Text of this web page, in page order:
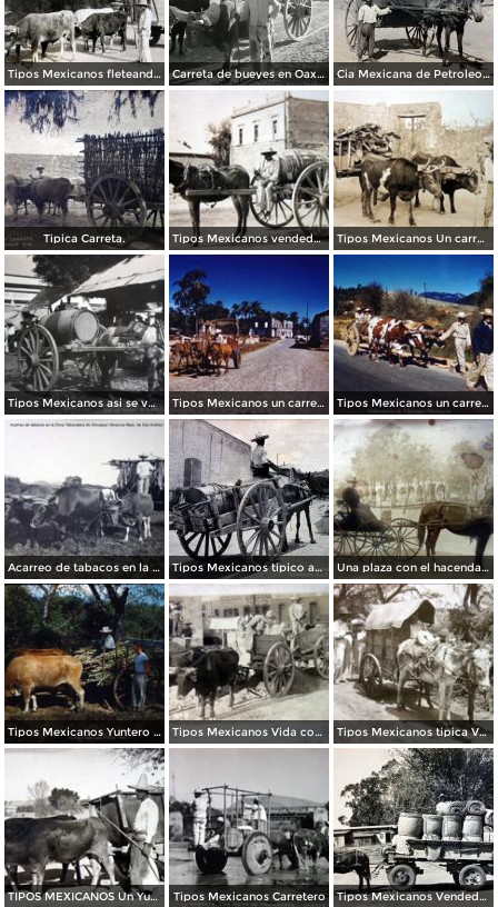
Tipos Mexicanos fleteando mercancia. Carreta de bueyes en Oaxaca Cia Mexicana de Petroleos.
Tipica Carreta. Tipos Mexicanos vendedor de agua por el fotografo Hopkins. ( Circulada el 29 de Enero de 1913 ) Tipos Mexicanos Un carretero con Nopales.
Tipos Mexicanos asi se vende el agua ( Motivo tipico ). Tipos Mexicanos un carretero de San Blas, Nayarit. Tipos Mexicanos un carretero Alderredores de Pátzcuaro, Michoacán. .
Acarreo de tabacos en la Zona Tabacalera de Sihuapan Veracruz Mpio. de San Andres Tuxtla. Tipos Mexicanos tipico aguador ( Circulada el 9 de Enero de 1943 ). Una plaza con el hacendado presumiento su carruaje de Caballos.
Tipos Mexicanos Yuntero San Luis Potosi (c. 1953). Tipos Mexicanos Vida cotidiana ( Fechada el dia 26 de Octubre de 1907 ) . Tipos Mexicanos tipica Vendedora de Pulque.
TIPOS MEXICANOS Un Yuntero Carretero Tipos Mexicanos Carretero Tipos Mexicanos Vendedores de Petates